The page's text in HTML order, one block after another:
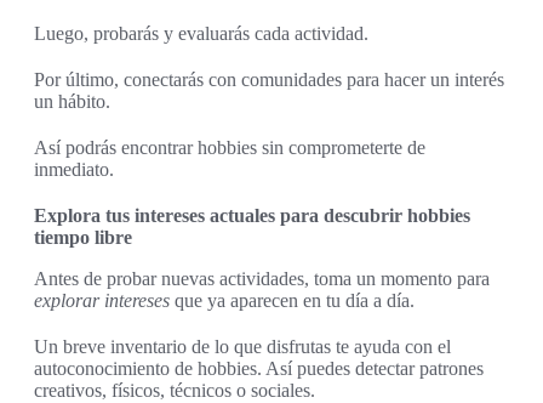
Luego, probarás y evaluarás cada actividad.
Por último, conectarás con comunidades para hacer un interés
un hábito.
Así podrás encontrar hobbies sin comprometerte de
inmediato.
Explora tus intereses actuales para descubrir hobbies
tiempo libre
Antes de probar nuevas actividades, toma un momento para
explorar intereses que ya aparecen en tu día a día.
Un breve inventario de lo que disfrutas te ayuda con el
autoconocimiento de hobbies. Así puedes detectar patrones
creativos, físicos, técnicos o sociales.